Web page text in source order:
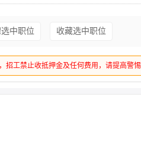
，引导群众有序办事。2. 工单信息整理：
料台账归档：协助整理服务记录、工作简
办公及接待秩序，做好来访人员引导、登
资摆放规整。5. 活动与内勤协助：配合中
务活动，负责前期筹备、现场协助、后期
中职位 收藏选中职位
招工禁止收抵押金及任何费用，请提高警